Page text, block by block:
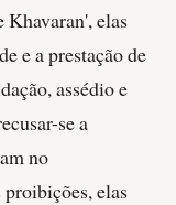
Khavaran', elas
e a prestação de
assédio e
se a
no
proibições, elas